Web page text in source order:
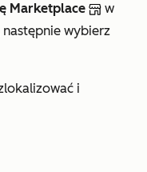
Marketplace
w
wybierz
i